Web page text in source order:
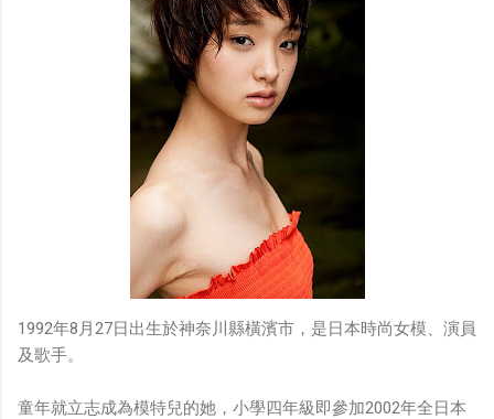
1992年8月27日出生於神奈川縣橫濱市，是日本時尚女模、演員
及歌手。
童年就立志成為模特兒的她，小學四年級即參加2002年全日本